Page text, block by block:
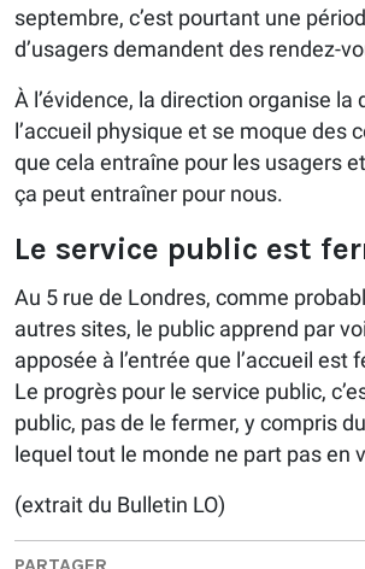
septembre, c’est pourtant une
d’usagers demandent des rendez-
À l’évidence, la direction organise la
l’accueil physique et se moque des
que cela entraîne pour les usagers
ça peut entraîner pour nous.
Le service public est
Au 5 rue de Londres, comme
autres sites, le public apprend par
apposée à l’entrée que l’accueil est
Le progrès pour le service public,
public, pas de le fermer, y compris
lequel tout le monde ne part pas en
(extrait du Bulletin LO)